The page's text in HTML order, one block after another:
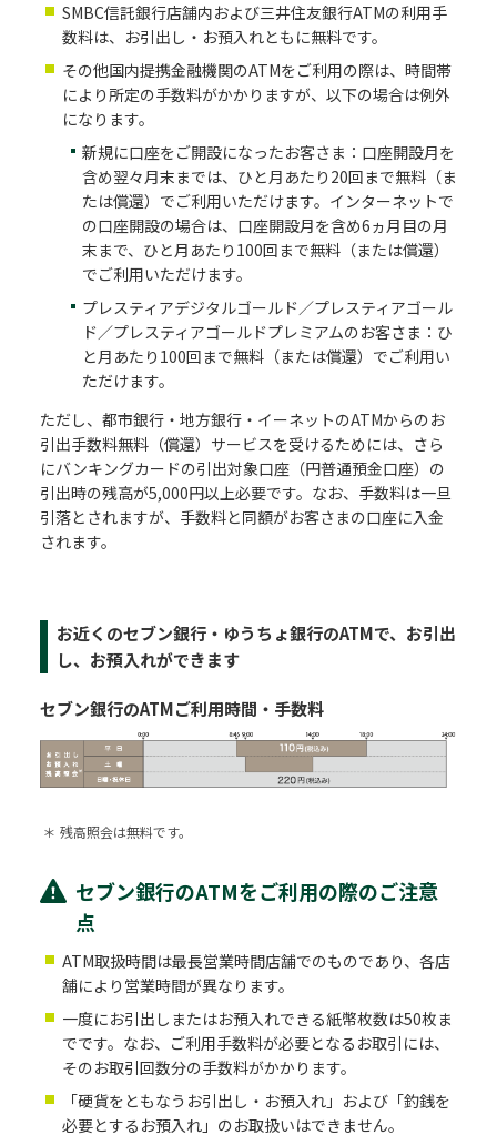
SMBC信託銀行店舗内および三井住友銀行ATMの利用手
数料は、お引出し・お預入れともに無料です。
その他国内提携金融機関のATMをご利用の際は、時間帯
により所定の手数料がかかりますが、以下の場合は例外
になります。
新規に口座をご開設になったお客さま：口座開設月を
含め翌々月末までは、ひと月あたり20回まで無料（ま
たは償還）でご利用いただけます。インターネットで
の口座開設の場合は、口座開設月を含め6ヵ月目の月
末まで、ひと月あたり100回まで無料（または償還）
でご利用いただけます。
プレスティアデジタルゴールド／プレスティアゴール
ド／プレスティアゴールドプレミアムのお客さま：ひ
と月あたり100回まで無料（または償還）でご利用い
ただけます。
ただし、都市銀行・地方銀行・イーネットのATMからのお
引出手数料無料（償還）サービスを受けるためには、さら
にバンキングカードの引出対象口座（円普通預金口座）の
引出時の残高が5,000円以上必要です。なお、手数料は一旦
引落とされますが、手数料と同額がお客さまの口座に入金
されます。
お近くのセブン銀行・ゆうちょ銀行のATMで、お引出
し、お預入れができます
セブン銀行のATMご利用時間・手数料
＊ 残高照会は無料です。
セブン銀行のATMをご利用の際のご注意
点
ATM取扱時間は最長営業時間店舗でのものであり、各店
舗により営業時間が異なります。
一度にお引出しまたはお預入れできる紙幣枚数は50枚ま
でです。なお、ご利用手数料が必要となるお取引には、
そのお取引回数分の手数料がかかります。
「硬貨をともなうお引出し・お預入れ」および「釣銭を
必要とするお預入れ」のお取扱いはできません。